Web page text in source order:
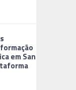
em San